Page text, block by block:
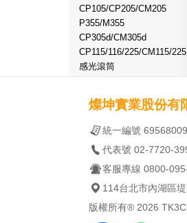
CP105/CP205/CM205
P355/M355
CP305d/CM305d
CP115/116/225/CM115/225
感光滾筒